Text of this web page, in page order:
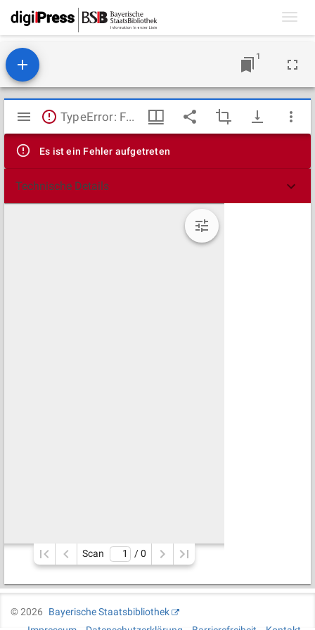
1
Mirador
Viewer
TypeError: Failed to fetch
Es ist ein Fehler aufgetreten
Technische Details
Scan / 0
©2026
Bayerische Staatsbibliothek